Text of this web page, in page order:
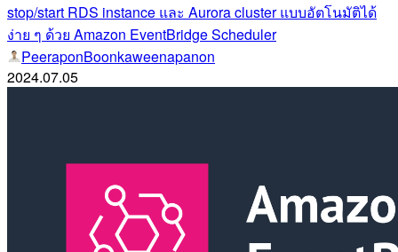
stop/start RDS instance และ Aurora cluster แบบอัตโนมัติได้
ง่าย ๆ ด้วย Amazon EventBridge Scheduler
PeeraponBoonkaweenapanon
2024.07.05